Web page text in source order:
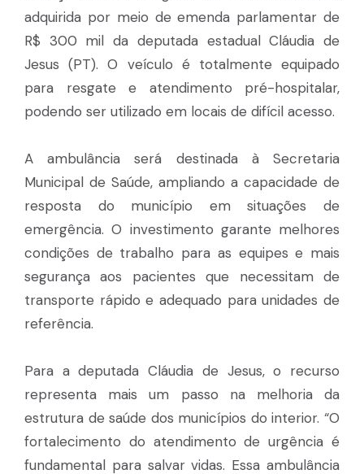
adquirida por meio de emenda parlamentar de
R$ 300 mil da deputada estadual Cláudia de
Jesus (PT). O veículo é totalmente equipado
para resgate e atendimento pré-hospitalar,
podendo ser utilizado em locais de difícil acesso.
A ambulância será destinada à Secretaria
Municipal de Saúde, ampliando a capacidade de
resposta do município em situações de
emergência. O investimento garante melhores
condições de trabalho para as equipes e mais
segurança aos pacientes que necessitam de
transporte rápido e adequado para unidades de
referência.
Para a deputada Cláudia de Jesus, o recurso
representa mais um passo na melhoria da
estrutura de saúde dos municípios do interior. “O
fortalecimento do atendimento de urgência é
fundamental para salvar vidas. Essa ambulância